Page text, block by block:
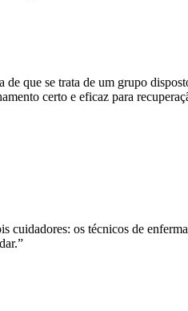
que se trata de um grupo
certo e eficaz para
cuidadores: os técnicos de